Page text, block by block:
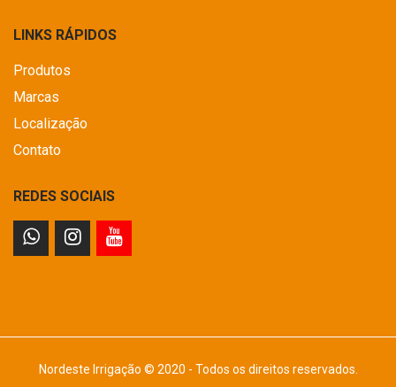
LINKS RÁPIDOS
Produtos
Marcas
Localização
Contato
REDES SOCIAIS
Nordeste Irrigação © 2020 - Todos os direitos reservados.